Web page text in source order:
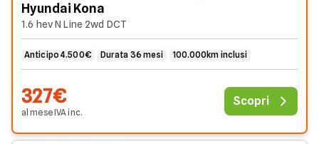
Hyundai Kona
1.6 hev N Line 2wd DCT
Anticipo 4.500€ Durata 36 mesi 100.000km inclusi
327€
al meseIVAinc.
Scopri